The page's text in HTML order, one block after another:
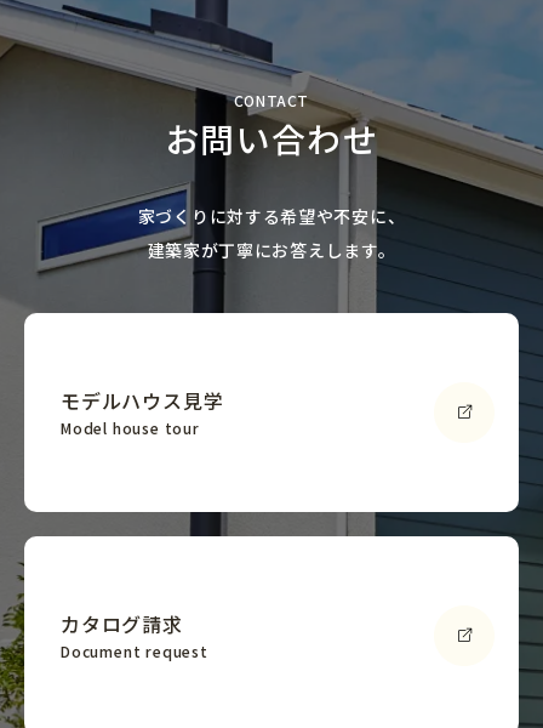
CONTACT
お問い合わせ
家づくりに対する希望や不安に、
建築家が丁寧にお答えします。
モデルハウス見学
Model house tour
カタログ請求
Document request